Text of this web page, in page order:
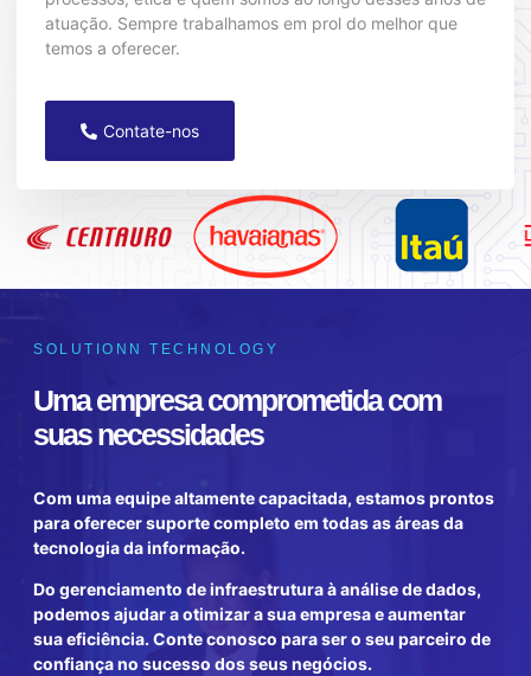
atuação. Sempre trabalhamos em prol do melhor que
temos a oferecer.
Contate-nos
SOLUTIONN TECHNOLOGY
Uma empresa comprometida com
suas necessidades
Com uma equipe altamente capacitada, estamos prontos
para oferecer suporte completo em todas as áreas da
tecnologia da informação.
Do gerenciamento de infraestrutura à análise de dados,
podemos ajudar a otimizar a sua empresa e aumentar
sua eficiência. Conte conosco para ser o seu parceiro de
confiança no sucesso dos seus negócios.